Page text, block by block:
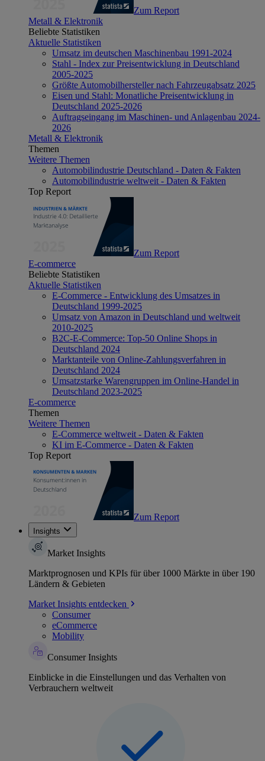
Zum Report
Metall & Elektronik
Beliebte Statistiken
Aktuelle Statistiken
Umsatz im deutschen Maschinenbau 1991-2024
Stahl - Index zur Preisentwicklung in Deutschland
2005-2025
Größte Automobilhersteller nach Fahrzeugabsatz 2025
Eisen und Stahl: Monatliche Preisentwicklung in
Deutschland 2025-2026
Auftragseingang im Maschinen- und Anlagenbau 2024-
2026
Metall & Elektronik
Themen
Weitere Themen
Automobilindustrie Deutschland - Daten & Fakten
Automobilindustrie weltweit - Daten & Fakten
Top Report
Zum Report
E-commerce
Beliebte Statistiken
Aktuelle Statistiken
E-Commerce - Entwicklung des Umsatzes in
Deutschland 1999-2025
Umsatz von Amazon in Deutschland und weltweit
2010-2025
B2C-E-Commerce: Top-50 Online Shops in
Deutschland 2024
Marktanteile von Online-Zahlungsverfahren in
Deutschland 2024
Umsatzstarke Warengruppen im Online-Handel in
Deutschland 2023-2025
E-commerce
Themen
Weitere Themen
E-Commerce weltweit - Daten & Fakten
KI im E-Commerce - Daten & Fakten
Top Report
Zum Report
Insights
Market Insights
Marktprognosen und KPIs für über 1000 Märkte in über 190
Ländern & Gebieten
Market Insights entdecken
Consumer
eCommerce
Mobility
Consumer Insights
Einblicke in die Einstellungen und das Verhalten von
Verbrauchern weltweit